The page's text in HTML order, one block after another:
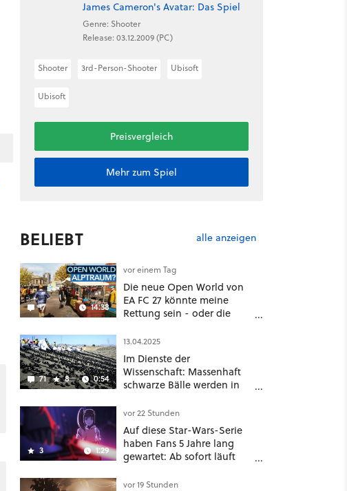
James Cameron's Avatar: Das Spiel
Genre: Shooter
Release: 03.12.2009 (PC)
Shooter 3rd-Person-Shooter Ubisoft
Ubisoft
Preisvergleich
Mehr zum Spiel
BELIEBT alle anzeigen
17 14:38
vor einem Tag
Die neue Open World von
EA FC 27 könnte meine
Rettung sein - oder die
71 8 0:54
13.04.2025
Im Dienste der
Wissenschaft: Massenhaft
schwarze Bälle werden in
geschüttet
3 1:29
vor 22 Stunden
Auf diese Star-Wars-Serie
haben Fans 5 Jahre lang
gewartet: Ab sofort läuft
Disney Plus
vor 19 Stunden